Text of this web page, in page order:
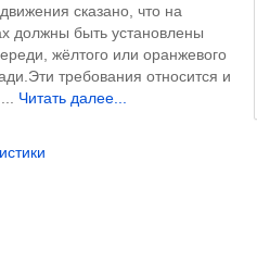
сказано, что на
должны быть установлены
жёлтого или оранжевого
требования относится и
Читать далее...